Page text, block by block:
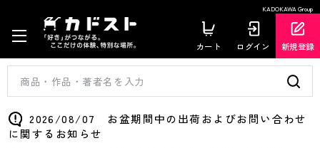
KADOKAWA Group
カート ログイン 新規登録
2026/08/07 お盆期間中の出荷およびお問い合わせ
に関するお知らせ